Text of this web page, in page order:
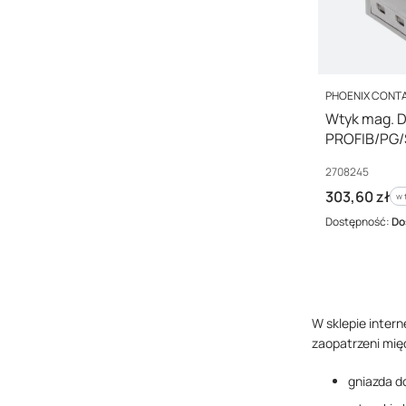
PRODUCENT
PHOENIX
Wtyk mag.
PROFIB/
Kod producenta
2708245
Cena brutto
303,60 zł w
w
Dostępność:
W sklepie
zaopatrzeni
gniazda